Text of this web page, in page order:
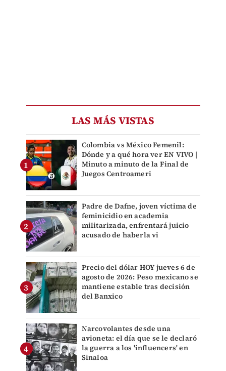
LAS MÁS VISTAS
Colombia vs México Femenil:
Dónde y a qué hora ver EN VIVO |
Minuto a minuto de la Final de
Juegos Centroameri
Padre de Dafne, joven víctima de
feminicidio en academia
militarizada, enfrentará juicio
acusado de haberla vi
Precio del dólar HOY jueves 6 de
agosto de 2026: Peso mexicano se
mantiene estable tras decisión
del Banxico
Narcovolantes desde una
avioneta: el día que se le declaró
la guerra a los 'influencers' en
Sinaloa